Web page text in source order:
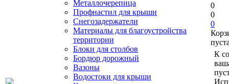
Металлочерепица
Профнастил для крыши
Снегозадержатели
Материалы для благоустройства
территории
Блоки для столбов
Бордюр дорожный
Вазоны
Водостоки для крыши
0
0
0
К